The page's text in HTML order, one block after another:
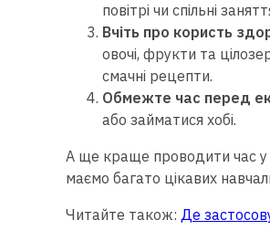
повітрі чи спільні
Вчіть про користь
овочі, фрукти та
смачні рецепти.
Обмежте час перед
або займатися хобі.
А ще краще проводити час у
маємо багато цікавих
Читайте також: Де